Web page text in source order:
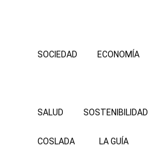
SOCIEDAD ECONOMÍA
SALUD SOSTENIBILIDAD
COSLADA LA GUÍA